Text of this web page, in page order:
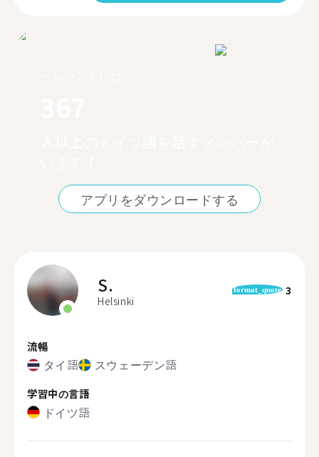
アプリをダウンロードする
S.
Helsinki
format_quote 3
流暢
タイ語 スウェーデン語
学習中の言語
ドイツ語